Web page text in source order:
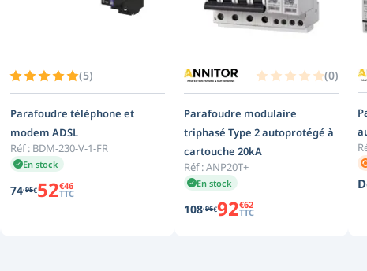
(5)
Parafoudre téléphone et
modem ADSL
Réf : BDM-230-V-1-FR
En stock
74 95€52€46
TTC
(0)
Parafoudre modulaire
triphasé Type 2 autoprotégé à
cartouche 20kA
Réf :ANP20T+
En stock
108 96€92€62
TTC